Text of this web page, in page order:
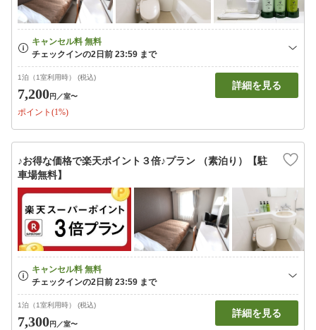
1泊（1室利用時） (税込)
7,200円 ／室〜
ポイント(1%)
詳細を見る
♪お得な価格で楽天ポイント３倍♪プラン （素泊り）【駐
車場無料】
1泊（1室利用時） (税込)
7,300円 ／室〜
詳細を見る